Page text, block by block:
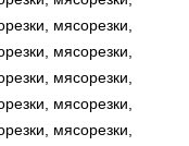
мясорезки,
мясорезки,
мясорезки,
мясорезки,
мясорезки,